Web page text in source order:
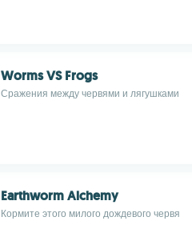
Worms VS Frogs
Сражения между червями и лягушками
Earthworm Alchemy
Кормите этого милого дождевого червя